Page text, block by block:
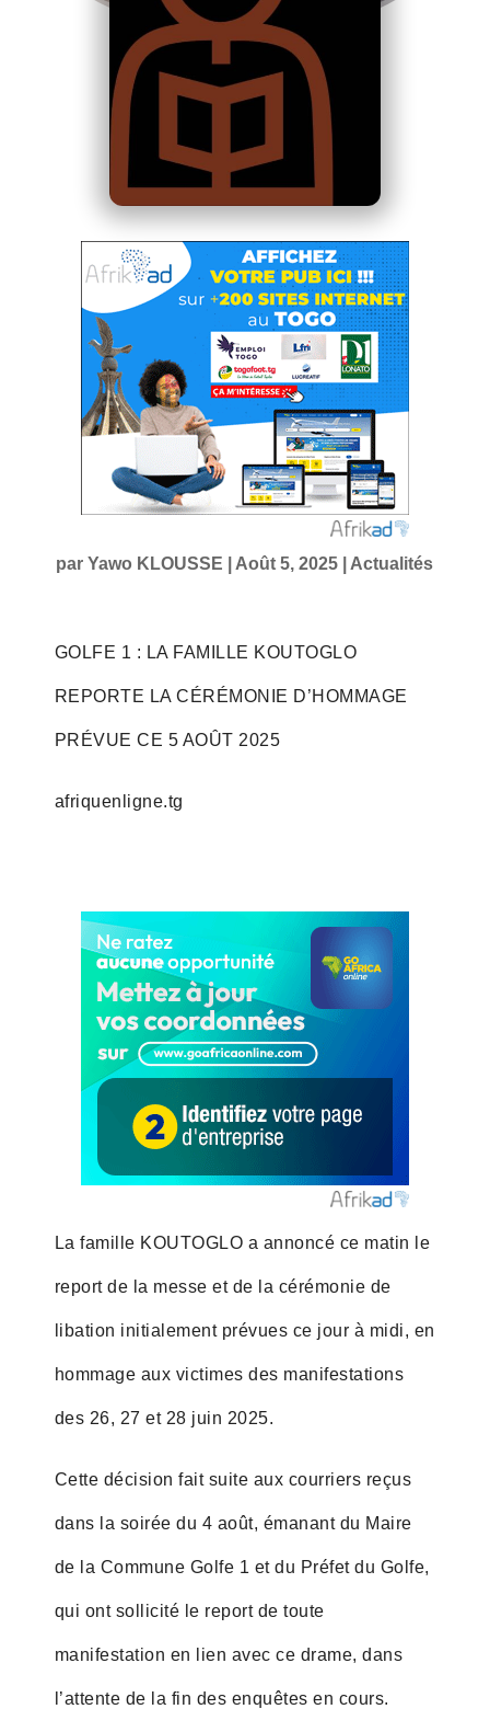
parYawo KLOUSSE Août 5, 2025 Actualités
GOLFE 1 : LA FAMILLE KOUTOGLO
REPORTE LA CÉRÉMONIE D’HOMMAGE
PRÉVUE CE 5 AOÛT 2025
afriquenligne.tg
La famille KOUTOGLO a annoncé ce matin le
report de la messe et de la cérémonie de
libation initialement prévues ce jour à midi, en
hommage aux victimes des manifestations
des 26, 27 et 28 juin 2025.
Cette décision fait suite aux courriers reçus
dans la soirée du 4 août, émanant du Maire
de la Commune Golfe 1 et du Préfet du Golfe,
qui ont sollicité le report de toute
manifestation en lien avec ce drame, dans
l’attente de la fin des enquêtes en cours.